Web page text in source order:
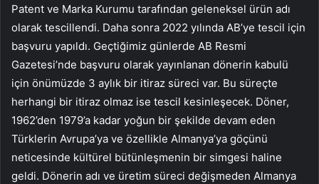
Patent ve Marka Kurumu tarafından geleneksel ürün adı
olarak tescillendi. Daha sonra 2022 yılında AB’ye tescil için
başvuru yapıldı. Geçtiğimiz günlerde AB Resmi
Gazetesi’nde başvuru olarak yayınlanan dönerin kabulü
için önümüzde 3 aylık bir itiraz süreci var. Bu süreçte
herhangi bir itiraz olmaz ise tescil kesinleşecek. Döner,
1962’den 1979’a kadar yoğun bir şekilde devam eden
Türklerin Avrupa’ya ve özellikle Almanya’ya göçünü
neticesinde kültürel bütünleşmenin bir simgesi haline
geldi. Dönerin adı ve üretim süreci değişmeden Almanya